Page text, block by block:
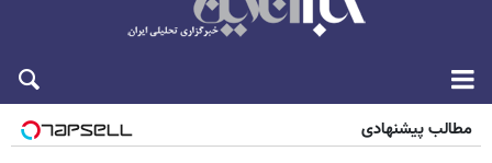
مطالب پیشنهادی